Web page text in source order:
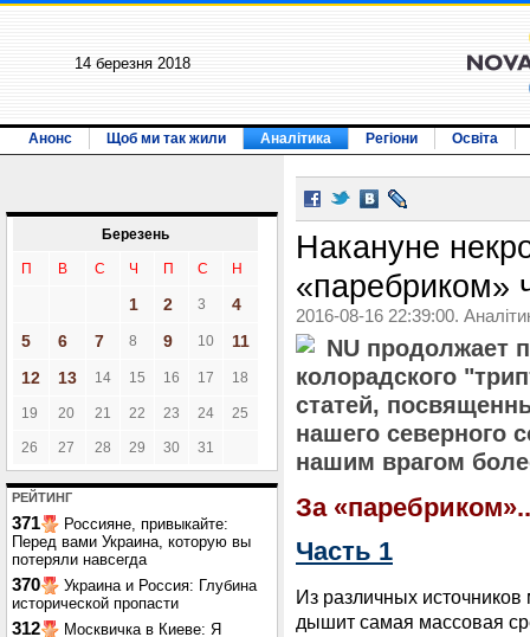
14 березня 2018
Анонс Щоб ми так жили Аналітика Регіони Освіта
Березень
П В С Ч П С Н
1 2 3
4
5
6 7 8 9 10
11
12
13 14 15 16 17 18
19 20 21 22 23 24 25
26 27 28 29 30 31
РЕЙТИНГ
371
Россияне, привыкайте:
Перед вами Украина, которую вы
потеряли навсегда
370
Украина и Россия: Глубина
исторической пропасти
312
Москвичка в Киеве: Я
Накануне
«паребриком»
2016-08-16 22:39:00.
NU продолжает
колорадского
статей,
нашего северного
нашим врагом
За
Часть 1
Из различных
дышит самая массовая